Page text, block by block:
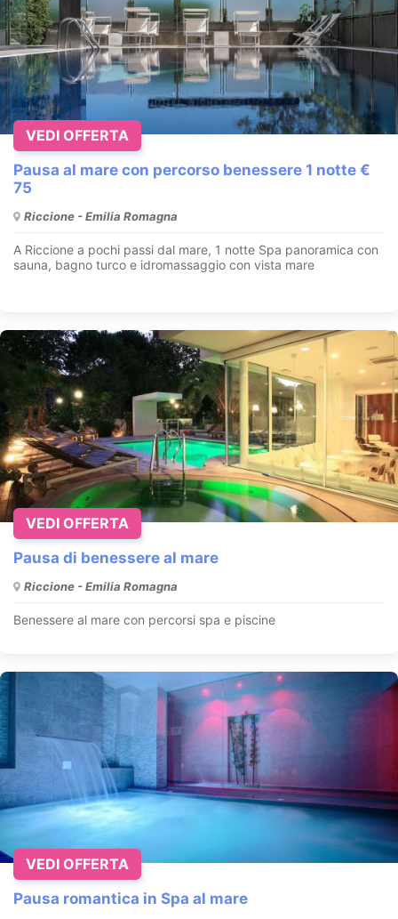
Pausa al mare con percorso benessere 1 notte €
75
Riccione - Emilia Romagna
A Riccione a pochi passi dal mare, 1 notte Spa panoramica con
sauna, bagno turco e idromassaggio con vista mare
VEDI OFFERTA
Pausa di benessere al mare
Riccione - Emilia Romagna
Benessere al mare con percorsi spa e piscine
VEDI OFFERTA
Pausa romantica in Spa al mare
VEDI OFFERTA